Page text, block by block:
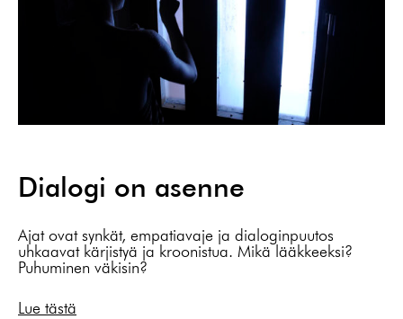
Dialogi on asenne
Ajat ovat synkät, empatiavaje ja dialoginpuutos
uhkaavat kärjistyä ja kroonistua. Mikä lääkkeeksi?
Puhuminen väkisin?
Lue tästä